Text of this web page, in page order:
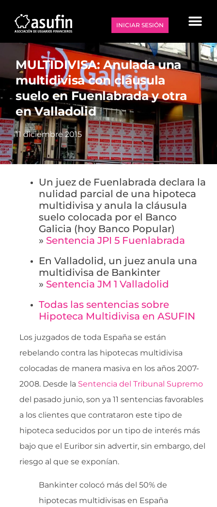
INICIAR SESIÓN
MULTIDIVISA: Anulada una
multidivisa con cláusula
suelo en Fuenlabrada y otra
en Valladolid
11 diciembre 2015
Un juez de Fuenlabrada declara la
nulidad parcial de una hipoteca
multidivisa y anula la cláusula
suelo colocada por el Banco
Galicia (hoy Banco Popular)
» Sentencia JPI 5 Fuenlabrada
En Valladolid, un juez anula una
multidivisa de Bankinter
» Sentencia JM 1 Valladolid
Todas las sentencias sobre
Hipoteca Multidivisa en ASUFIN
Los juzgados de toda España se están
rebelando contra las hipotecas multidivisa
colocadas de manera masiva en los años 2007-
2008. Desde la Sentencia del Tribunal Supremo
del pasado junio, son ya 11 sentencias favorables
a los clientes que contrataron este tipo de
hipoteca seducidos por un tipo de interés más
bajo que el Euribor sin advertir, sin embargo, del
riesgo al que se exponían.
Bankinter colocó más del 50% de
hipotecas multidivisas en España